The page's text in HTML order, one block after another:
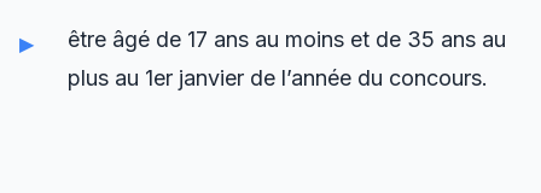
être âgé de 17 ans au moins et de 35 ans au
plus au 1er janvier de l’année du concours.